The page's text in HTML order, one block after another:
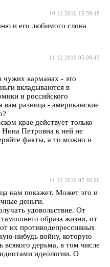
10.12.2010 15:39:48
и его любимого слона
11.12.2010 05:09:43
чужих карманах - это
вкладываются в
и российского
вам разница - американские
крае действует только
Петровна к ней не
факты, а то можно и
11.12.2010 07:48:00
нам покажет. Может это и
деньги.
удовольствие. От
образа жизни, от
их противодепрессивных
нибудь войну, которую
дерьма, в том числе
идеологии. О